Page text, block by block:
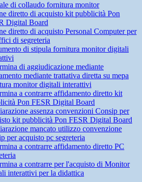
di collaudo fornitura monitor
diretto di acquisto kit pubblicità Pon
Digital Board
diretto di acquisto Personal Computer per
di segreteria
di stipula fornitura monitor digitali
di aggiudicazione mediante
mediante trattativa diretta su mepa
monitor digitali interattivi
a contrarre affidamento diretto kit
Pon FESR Digital Board
assenza convenzioni Consip per
kit pubblicità Pon FESR Digital Board
mancato utilizzo convenzione
per acquisto pc segreteria
a contrarre affidamento diretto PC
a contrarre per l'acquisto di Monitor
interattivi per la didattica